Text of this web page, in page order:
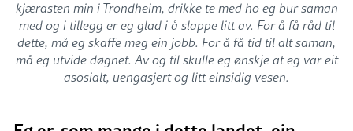
kjærasten min i Trondheim, drikke te med ho eg bur saman
med og i tillegg er eg glad i å slappe litt av. For å få råd til
dette, må eg skaffe meg ein jobb. For å få tid til alt saman,
må eg utvide døgnet. Av og til skulle eg ønskje at eg var eit
asosialt, uengasjert og litt einsidig vesen.